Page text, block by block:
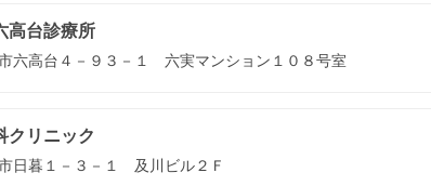
高台診療所
六高台４－９３－１ 六実マンション１０８号室
クリニック
日暮１－３－１ 及川ビル２Ｆ